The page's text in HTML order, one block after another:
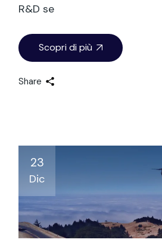
R&D se
Scopri di più
Share
23
Dic